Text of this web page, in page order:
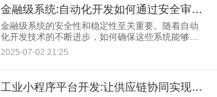
金融级系统:自动化开发如何通过安全审计?
金融级系统的安全性和稳定性至关重要。随着自动
化开发技术的不断进步，如何确保这些系统能够顺
利通过安全审计，成为金融机构和开发人员共同关
注的焦点。本文将深入探讨金融级系统自动化开发
2025-07-02 21:25
工业小程序平台开发:让供应链协同实现零距离